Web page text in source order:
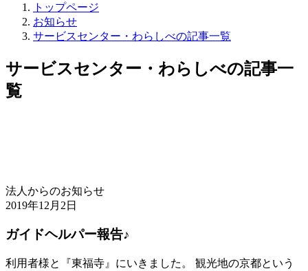
トップページ
お知らせ
サービスセンター・わらしべの記事一覧
サービスセンター・わらしべの記事一
覧
法人からのお知らせ
2019年12月2日
ガイドヘルパー報告♪
利用者様と『東福寺』にいきました。 観光地の京都という